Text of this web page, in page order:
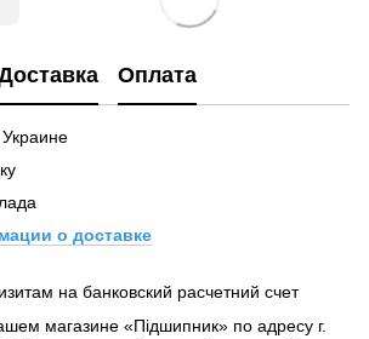
Оплата
о доставке
на банковский расчетний счет
магазине «Підшипник» по адресу г.